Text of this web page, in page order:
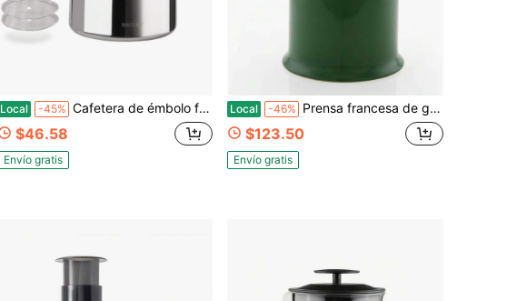
Local -45% Cafetera de émbolo francés Secura, 34 onzas, prensa de café de acero inoxidable 304 aislada con filtro
$46.58
Envío gratis
Local -46% Prensa francesa de gres Chantal con émbolo y tapa de acero inoxidable, capacidad de 28 onzas, verde
$123.50
Envío gratis